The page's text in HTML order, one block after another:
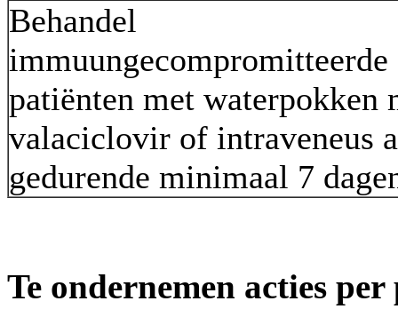
Behandel
immuungecompromitteerde
patiënten met waterpokken
valaciclovir of intraveneus
gedurende minimaal 7
Te ondernemen acties